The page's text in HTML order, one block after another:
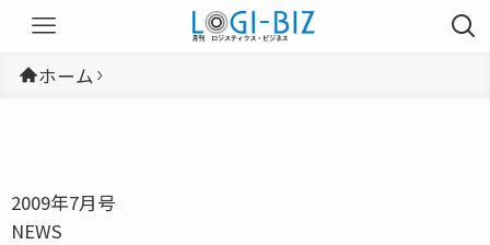
ホーム
2009年7月号
NEWS